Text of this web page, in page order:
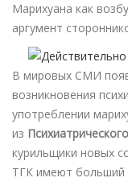
Марихуана как
аргумент
В мировых СМИ
возникновения
употреблении
из
курильщики новых
ТГК имеют больший